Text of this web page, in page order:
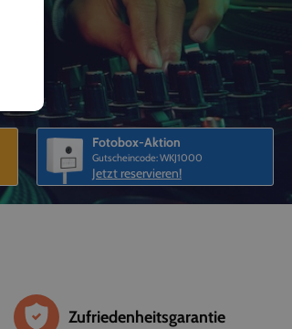
Fotobox-Aktion
Gutscheincode: WKJ1000
Jetzt reservieren!
Zufriedenheitsgarantie